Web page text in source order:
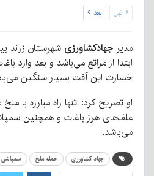
قبل بعد
مدیر جهادکشاورزی شهرستان زرند
ابتدا از مراتع می‌باشد و بعد وارد
خسارت این آفت بسیار سنگین
او تصریح کرد: :تنها راه مبارزه با
علف‌های هرز باغات و همچنین
می‌باشد.
جهاد کشاورزی حمله ملخ سمپاشی